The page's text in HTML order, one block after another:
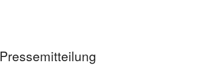
Pressemitteilung